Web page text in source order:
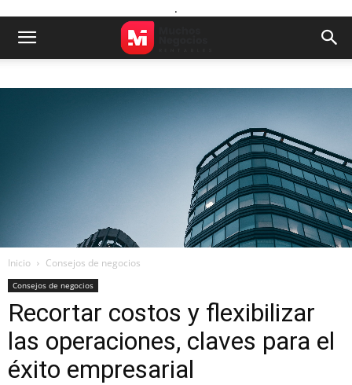
.
Inicio Consejos de negocios
Consejos de negocios
Recortar costos y flexibilizar
las operaciones, claves para el
éxito empresarial